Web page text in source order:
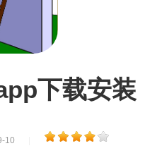
下载安装
10